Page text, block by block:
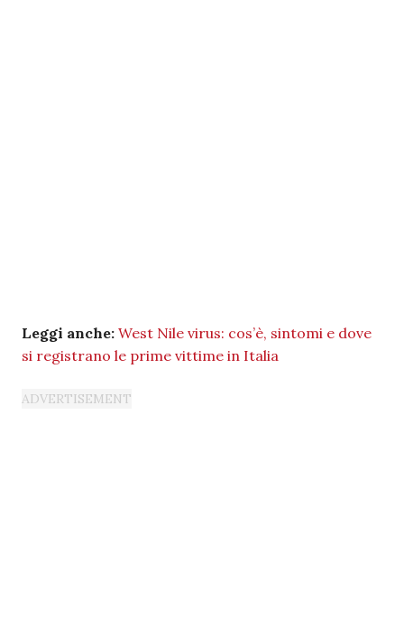
Leggi anche: West Nile virus: cos’è, sintomi e dove
si registrano le prime vittime in Italia